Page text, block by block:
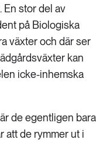
En stor del av
på Biologiska
växter och där ser
kan
icke-inhemska
de egentligen bara
att de rymmer ut i